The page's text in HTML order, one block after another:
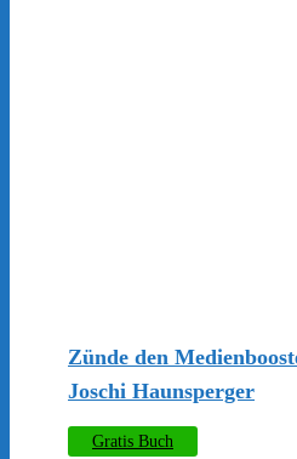
​Zünde den
Joschi Haunsperger
Gratis Buch